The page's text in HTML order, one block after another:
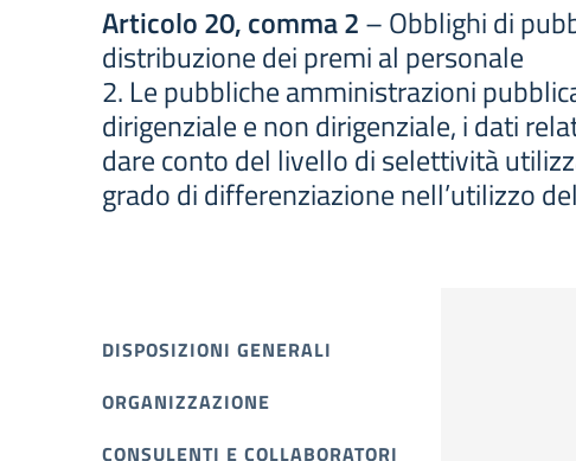
Articolo 20, comma 2– Obblighi di
distribuzione dei premi al personale
2. Le pubbliche amministrazioni
dirigenziale e non dirigenziale, i dati
dare conto del livello di selettività
grado di differenziazione nell’utilizzo
DISPOSIZIONI GENERALI
ORGANIZZAZIONE
CONSULENTI E COLLABORATORI